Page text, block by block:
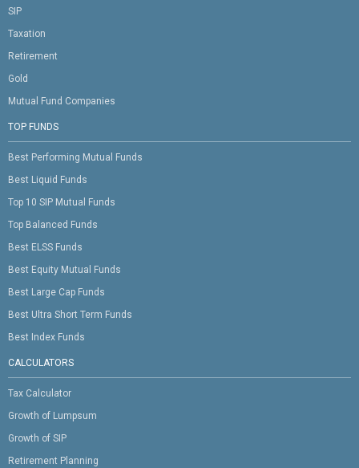
SIP
Taxation
Retirement
Gold
Mutual Fund Companies
TOP FUNDS
Best Performing Mutual Funds
Best Liquid Funds
Top 10 SIP Mutual Funds
Top Balanced Funds
Best ELSS Funds
Best Equity Mutual Funds
Best Large Cap Funds
Best Ultra Short Term Funds
Best Index Funds
CALCULATORS
Tax Calculator
Growth of Lumpsum
Growth of SIP
Retirement Planning